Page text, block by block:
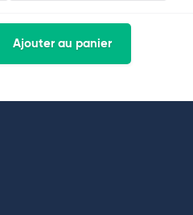
Ajouter au panier